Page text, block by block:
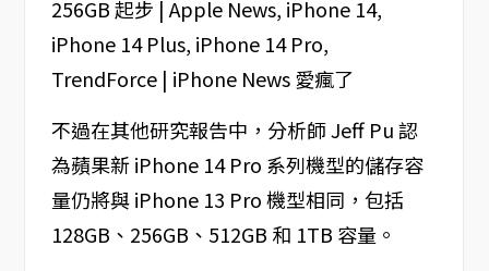
不過在其他研究報告中，分析師 Jeff Pu 認
為蘋果新 iPhone 14 Pro 系列機型的儲存容
量仍將與 iPhone 13 Pro 機型相同，包括
128GB、256GB、512GB 和 1TB 容量。